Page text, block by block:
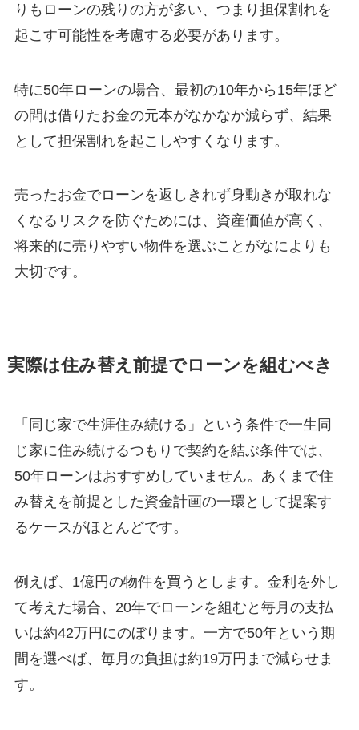
りもローンの残りの方が多い、つまり担保割れを
起こす可能性を考慮する必要があります。
特に50年ローンの場合、最初の10年から15年ほど
の間は借りたお金の元本がなかなか減らず、結果
として担保割れを起こしやすくなります。
売ったお金でローンを返しきれず身動きが取れな
くなるリスクを防ぐためには、資産価値が高く、
将来的に売りやすい物件を選ぶことがなによりも
大切です。
実際は住み替え前提でローンを組むべき
「同じ家で生涯住み続ける」という条件で一生同
じ家に住み続けるつもりで契約を結ぶ条件では、
50年ローンはおすすめしていません。あくまで住
み替えを前提とした資金計画の一環として提案す
るケースがほとんどです。
例えば、1億円の物件を買うとします。金利を外し
て考えた場合、20年でローンを組むと毎月の支払
いは約42万円にのぼります。一方で50年という期
間を選べば、毎月の負担は約19万円まで減らせま
す。